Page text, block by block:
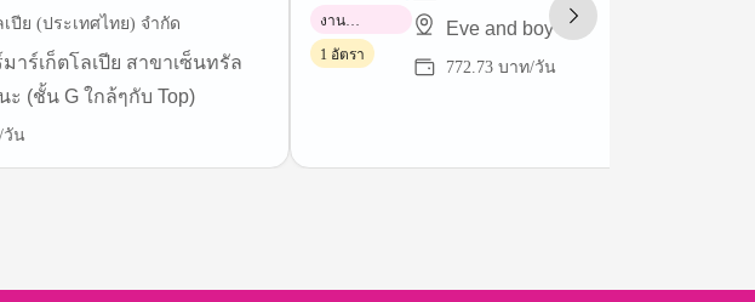
ปีย (ประเทศไทย) จำกัด
าร์เก็ตโลเปีย สาขาเซ็นทรัล
ะ (ชั้น G ใกล้ๆกับ Top)
วัน
Eve and boy
772.73 บาท/วัน
งาน
พาร์ทไทม์
1 อัตรา